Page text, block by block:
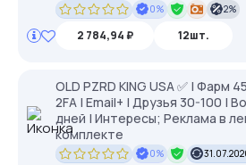
0% 2%
2 784,94 ₽ 12шт.
OLD PZRD KING USA ✅ | Фарм
2FA | Email+ | Друзья 30-100 |
дней | Интересы; Реклама в
комплекте
0%